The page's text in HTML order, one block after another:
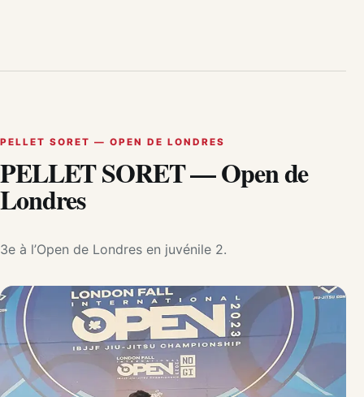
PELLET SORET — OPEN DE LONDRES
PELLET SORET — Open de
Londres
3e à l’Open de Londres en juvénile 2.